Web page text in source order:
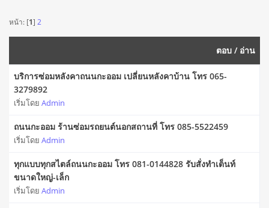
หน้า: [1] 2
ตอบ / อ่าน
บริการซ่อมหลังคาถนนกะออม เปลี่ยนหลังคาบ้าน โทร 065-
3279892
เริ่มโดย Admin
ถนนกะออม ร้านซ่อมรถยนต์นอกสถานที่ โทร 085-5522459
เริ่มโดย Admin
ทุกแบบทุกสไตล์ถนนกะออม โทร 081-0144828 รับสั่งทำเต็นท์
ขนาดใหญ่-เล็ก
เริ่มโดย Admin